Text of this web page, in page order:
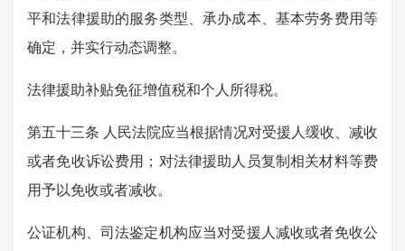
平和法律援助的服务类型、承办成本、基本劳务费用等
确定，并实行动态调整。
法律援助补贴免征增值税和个人所得税。
第五十三条 人民法院应当根据情况对受援人缓收、减收
或者免收诉讼费用；对法律援助人员复制相关材料等费
用予以免收或者减收。
公证机构、司法鉴定机构应当对受援人减收或者免收公